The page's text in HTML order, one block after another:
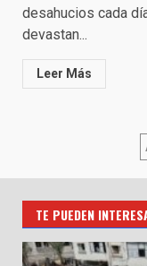
desahucios cada
devastan...
Leer Más
TE PUEDEN